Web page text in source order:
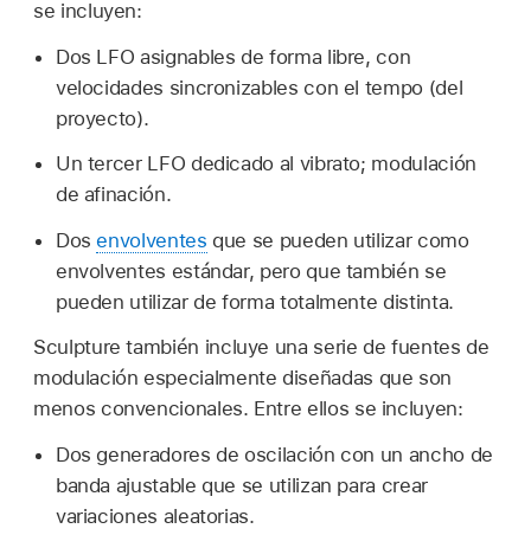
se incluyen:
Dos LFO asignables de forma libre, con
velocidades sincronizables con el tempo (del
proyecto).
Un tercer LFO dedicado al vibrato; modulación
de afinación.
Dosenvolventes que se pueden utilizar como
envolventes estándar, pero que también se
pueden utilizar de forma totalmente distinta.
Sculpture también incluye una serie de fuentes de
modulación especialmente diseñadas que son
menos convencionales. Entre ellos se incluyen:
Dos generadores de oscilación con un ancho de
banda ajustable que se utilizan para crear
variaciones aleatorias.